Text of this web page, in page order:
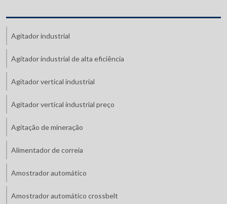
Agitador industrial
Agitador industrial de alta eficiência
Agitador vertical industrial
Agitador vertical industrial preço
Agitação de mineração
Alimentador de correia
Amostrador automático
Amostrador automático crossbelt